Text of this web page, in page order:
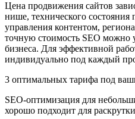
Цена продвижения сайтов
нише, технического состояния
управления контентом,
точную стоимость SEO можно
бизнеса. Для эффективной
индивидуально под каждый
3 оптимальных тарифа под
SEO-оптимизация для
хорошо подходит для